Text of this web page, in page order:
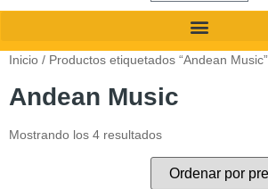
Inicio / Productos etiquetados “Andean Music”
Andean Music
Mostrando los 4 resultados